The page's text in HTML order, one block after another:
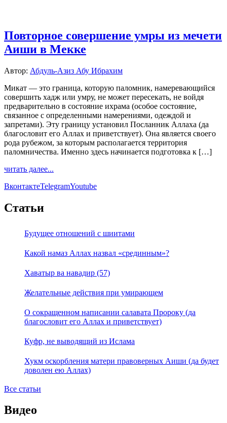
Повторное совершение умры из мечети
Аиши в Мекке
Автор: Абдуль-Азиз Абу Ибрахим
Микат — это граница, которую паломник, намеревающийся
совершить хадж или умру, не может пересекать, не войдя
предварительно в состояние ихрама (особое состояние,
связанное с определенными намерениями, одеждой и
запретами). Эту границу установил Посланник Аллаха (да
благословит его Аллах и приветствует). Она является своего
рода рубежом, за которым располагается территория
паломничества. Именно здесь начинается подготовка к […]
читать далее...
ВконтактеTelegramYoutube
Статьи
Будущее отношений с шиитами
Какой намаз Аллах назвал «срединным»?
Хаватыр ва навадир (57)
Желательные действия при умирающем
О сокращенном написании салавата Пророку (да
благословит его Аллах и приветствует)
Куфр, не выводящий из Ислама
Хукм оскорбления матери правоверных Аиши (да будет
доволен ею Аллах)
Все статьи
Видео